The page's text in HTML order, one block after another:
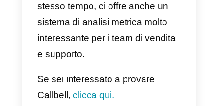
con i nostri potenziali clienti.
c) Arricchimento
network, consente un maggiore